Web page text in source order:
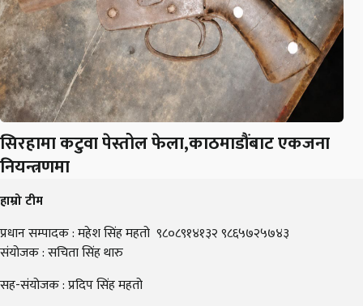
सिरहामा कटुवा पेस्तोल फेला,काठमाडौंबाट एकजना
नियन्त्रणमा
हाम्रो टीम
प्रधान सम्पादक : महेश सिंह महतो ९८०८९१४१३२ ९८६५७२५७४३
संयोजक : सचिता सिंह थारु
सह-संयोजक : प्रदिप सिंह महतो